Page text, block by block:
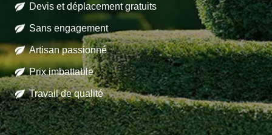
Devis et déplacement gratuits
Sans engagement
Artisan passionné
Prix imbattable
Travail de qualité